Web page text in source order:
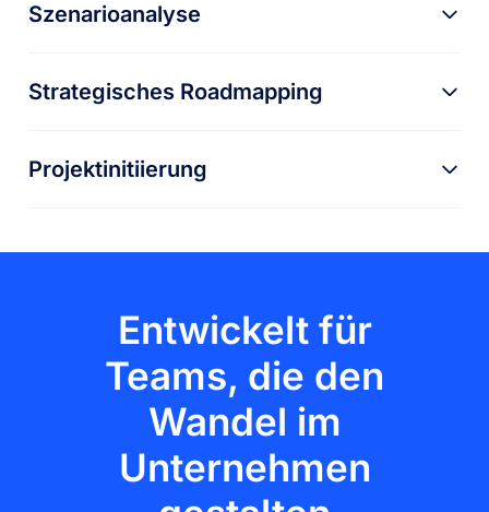
Szenarioanalyse
Strategisches Roadmapping
Projektinitiierung
Entwickelt für
Teams, die den
Wandel im
Unternehmen